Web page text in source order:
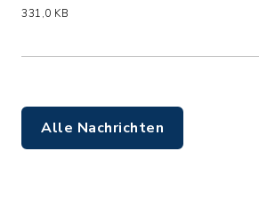
331,0 KB
Alle Nachrichten